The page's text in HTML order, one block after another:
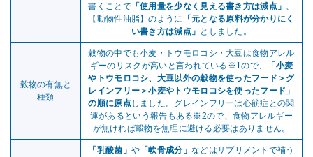
書くことで「使用量を少なく見える書き方は減点」 、
【動物性油脂】のように
「元となる原料が分かりにく
い書き方は減点」 としました。
穀物の有無と
種類
穀物の中でも小麦・トウモロコシ・大豆は食物アレル
ギーのリスクが高いと言われている※1ので、
「小麦
やトウモロコシ、大豆以外の穀物を使ったフード＞グ
レインフリー＞小麦やトウモロコシを使ったフード」
の順に原点しました。グレインフリーは心筋症との関
連があるという報告もある※2ので、食物アレルギー
が無ければ穀物を無理に避ける必要はありません。
「乳酸菌」 や 「軟骨成分」 などはサプリメントで補う